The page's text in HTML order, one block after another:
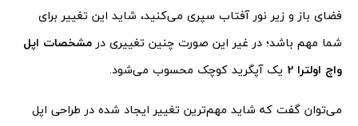
فضای باز و زیر نور آفتاب سپری می‌کنید، شاید این تغییر برای
شما مهم باشد؛ در غیر این صورت چنین تغییری درمشخصات اپل
واچ اولترا 2
یک آپگرید کوچک محسوب می‌شود.
می‌توان گفت که شاید مهم‌ترین تغییر ایجاد شده در طراحی اپل